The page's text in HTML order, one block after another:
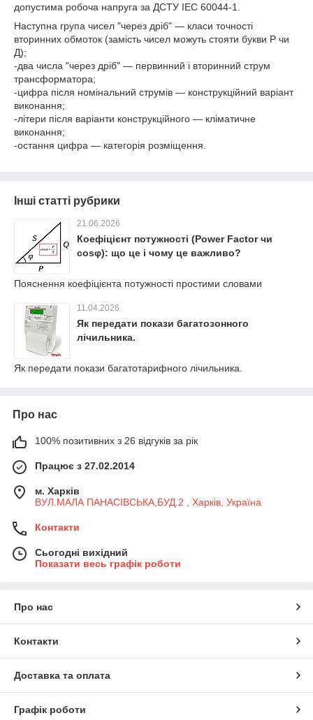
допустима робоча напруга за ДСТУ ІЕС 60044-1.
Наступна група чисел "через дріб" — класи точності
вторинних обмоток (замість чисел можуть стояти букви Р чи
Д);
-два числа "через дріб" — первинний і вторинний струм
трансформатора;
-цифра після номінальний струмів — конструкційний варіант
виконання;
-літери після варіанти конструкційного — кліматичне
виконання;
-остання цифра — категорія розміщення.
Інші статті рубрики
21.06.2026
Коефіцієнт потужності (Power Factor чи
cosφ): що це і чому це важливо?
Пояснення коефіцієнта потужності простими словами
11.04.2026
Як передати покази багатозонного
лічильника.
Як передати покази багатотарифного лічильника.
Про нас
100% позитивних з 26 відгуків за рік
Працює з 27.02.2014
м. Харків
ВУЛ.МАЛА ПАНАСІВСЬКА,БУД.2 , Харків, Україна
Контакти
Сьогодні вихідний
Показати весь графік роботи
Про нас
Контакти
Доставка та оплата
Графік роботи